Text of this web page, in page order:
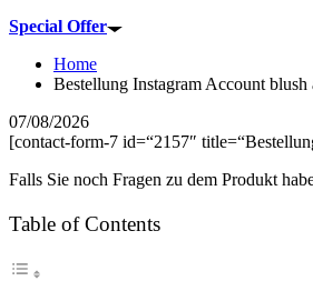
Special Offer
Home
Bestellung Instagram Account
07/08/2026
[contact-form-7 id=“2157″
Falls Sie noch Fragen zu dem Produkt
Table of Contents